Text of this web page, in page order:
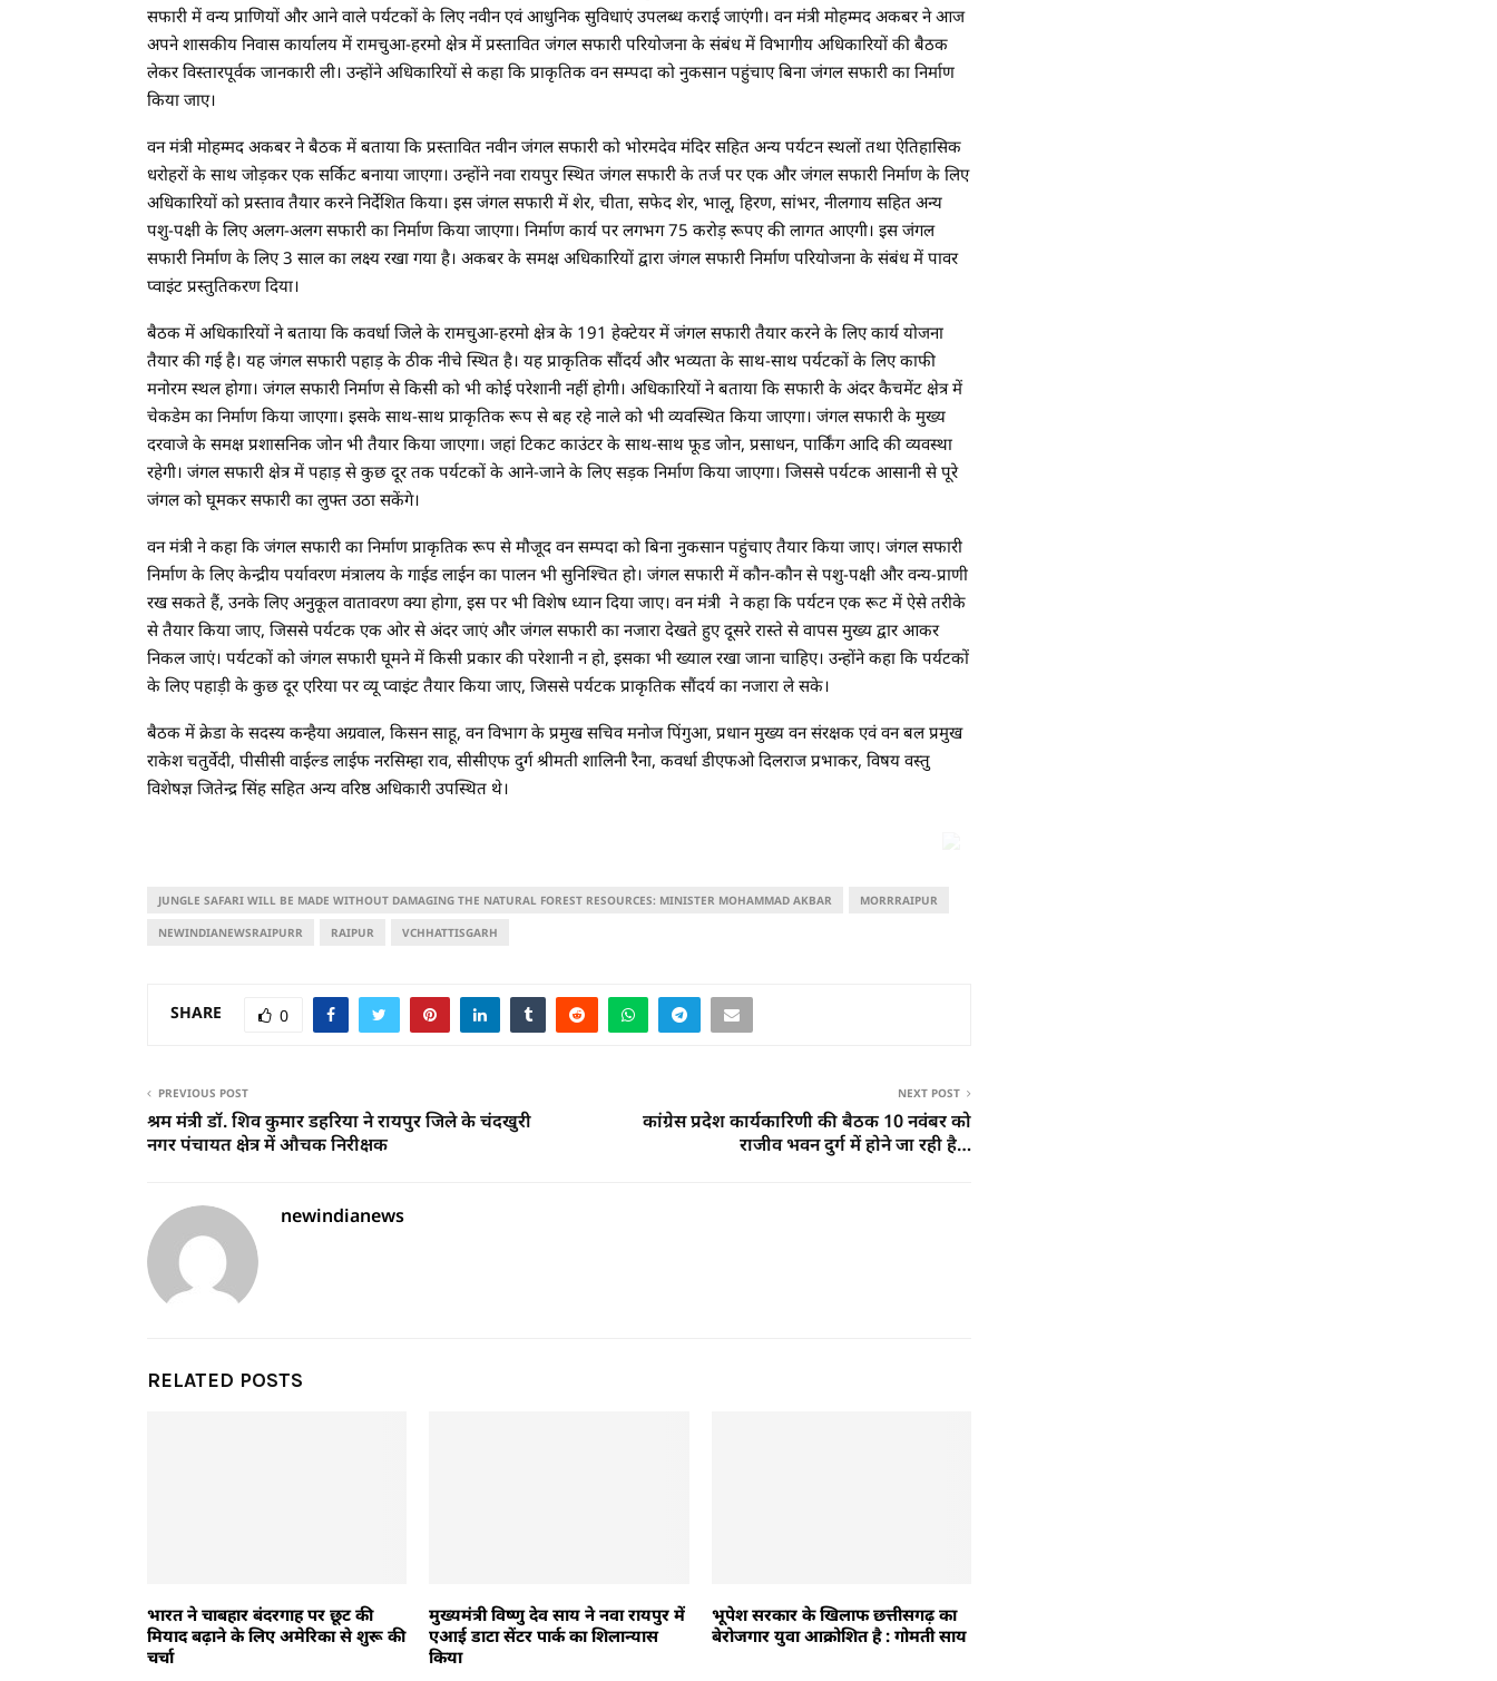
सफारी में वन्य प्राणियों और आने वाले पर्यटकों के लिए नवीन एवं आधुनिक सुविधाएं उपलब्ध कराई जाएंगी। वन मंत्री मोहम्मद अकबर ने आज
अपने शासकीय निवास कार्यालय में रामचुआ-हरमो क्षेत्र में प्रस्तावित जंगल सफारी परियोजना के संबंध में विभागीय अधिकारियों की बैठक
लेकर विस्तारपूर्वक जानकारी ली। उन्होंने अधिकारियों से कहा कि प्राकृतिक वन सम्पदा को नुकसान पहुंचाए बिना जंगल सफारी का निर्माण
किया जाए।
वन मंत्री मोहम्मद अकबर ने बैठक में बताया कि प्रस्तावित नवीन जंगल सफारी को भोरमदेव मंदिर सहित अन्य पर्यटन स्थलों तथा ऐतिहासिक
धरोहरों के साथ जोड़कर एक सर्किट बनाया जाएगा। उन्होंने नवा रायपुर स्थित जंगल सफारी के तर्ज पर एक और जंगल सफारी निर्माण के लिए
अधिकारियों को प्रस्ताव तैयार करने निर्देशित किया। इस जंगल सफारी में शेर, चीता, सफेद शेर, भालू, हिरण, सांभर, नीलगाय सहित अन्य
पशु-पक्षी के लिए अलग-अलग सफारी का निर्माण किया जाएगा। निर्माण कार्य पर लगभग 75 करोड़ रूपए की लागत आएगी। इस जंगल
सफारी निर्माण के लिए 3 साल का लक्ष्य रखा गया है। अकबर के समक्ष अधिकारियों द्वारा जंगल सफारी निर्माण परियोजना के संबंध में पावर
प्वाइंट प्रस्तुतिकरण दिया।
बैठक में अधिकारियों ने बताया कि कवर्धा जिले के रामचुआ-हरमो क्षेत्र के 191 हेक्टेयर में जंगल सफारी तैयार करने के लिए कार्य योजना
तैयार की गई है। यह जंगल सफारी पहाड़ के ठीक नीचे स्थित है। यह प्राकृतिक सौंदर्य और भव्यता के साथ-साथ पर्यटकों के लिए काफी
मनोरम स्थल होगा। जंगल सफारी निर्माण से किसी को भी कोई परेशानी नहीं होगी। अधिकारियों ने बताया कि सफारी के अंदर कैचमेंट क्षेत्र में
चेकडेम का निर्माण किया जाएगा। इसके साथ-साथ प्राकृतिक रूप से बह रहे नाले को भी व्यवस्थित किया जाएगा। जंगल सफारी के मुख्य
दरवाजे के समक्ष प्रशासनिक जोन भी तैयार किया जाएगा। जहां टिकट काउंटर के साथ-साथ फूड जोन, प्रसाधन, पार्किंग आदि की व्यवस्था
रहेगी। जंगल सफारी क्षेत्र में पहाड़ से कुछ दूर तक पर्यटकों के आने-जाने के लिए सड़क निर्माण किया जाएगा। जिससे पर्यटक आसानी से पूरे
जंगल को घूमकर सफारी का लुफ्त उठा सकेंगे।
वन मंत्री ने कहा कि जंगल सफारी का निर्माण प्राकृतिक रूप से मौजूद वन सम्पदा को बिना नुकसान पहुंचाए तैयार किया जाए। जंगल सफारी
निर्माण के लिए केन्द्रीय पर्यावरण मंत्रालय के गाईड लाईन का पालन भी सुनिश्चित हो। जंगल सफारी में कौन-कौन से पशु-पक्षी और वन्य-प्राणी
रख सकते हैं, उनके लिए अनुकूल वातावरण क्या होगा, इस पर भी विशेष ध्यान दिया जाए। वन मंत्री ने कहा कि पर्यटन एक रूट में ऐसे तरीके
से तैयार किया जाए, जिससे पर्यटक एक ओर से अंदर जाएं और जंगल सफारी का नजारा देखते हुए दूसरे रास्ते से वापस मुख्य द्वार आकर
निकल जाएं। पर्यटकों को जंगल सफारी घूमने में किसी प्रकार की परेशानी न हो, इसका भी ख्याल रखा जाना चाहिए। उन्होंने कहा कि पर्यटकों
के लिए पहाड़ी के कुछ दूर एरिया पर व्यू प्वाइंट तैयार किया जाए, जिससे पर्यटक प्राकृतिक सौंदर्य का नजारा ले सके।
बैठक में क्रेडा के सदस्य कन्हैया अग्रवाल, किसन साहू, वन विभाग के प्रमुख सचिव मनोज पिंगुआ, प्रधान मुख्य वन संरक्षक एवं वन बल प्रमुख
राकेश चतुर्वेदी, पीसीसी वाईल्ड लाईफ नरसिम्हा राव, सीसीएफ दुर्ग श्रीमती शालिनी रैना, कवर्धा डीएफओ दिलराज प्रभाकर, विषय वस्तु
विशेषज्ञ जितेन्द्र सिंह सहित अन्य वरिष्ठ अधिकारी उपस्थित थे।
JUNGLE SAFARI WILL BE MADE WITHOUT DAMAGING THE NATURAL FOREST RESOURCES: MINISTER MOHAMMAD AKBAR MORRRAIPUR
NEWINDIANEWSRAIPURR RAIPUR VCHHATTISGARH
SHARE 0
PREVIOUS POST
श्रम मंत्री डॉ. शिव कुमार डहरिया ने रायपुर जिले के चंदखुरी
नगर पंचायत क्षेत्र में औचक निरीक्षक
NEXT POST
कांग्रेस प्रदेश कार्यकारिणी की बैठक 10 नवंबर को
राजीव भवन दुर्ग में होने जा रही है…
newindianews
RELATED POSTS
भारत ने चाबहार बंदरगाह पर छूट की
मियाद बढ़ाने के लिए अमेरिका से शुरू की
चर्चा
मुख्यमंत्री विष्णु देव साय ने नवा रायपुर में
एआई डाटा सेंटर पार्क का शिलान्यास
किया
भूपेश सरकार के खिलाफ छत्तीसगढ़ का
बेरोजगार युवा आक्रोशित है : गोमती साय